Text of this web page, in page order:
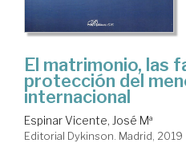
El matrimonio, las
protección del
internacional
Espinar Vicente, José Mª
Editorial Dykinson. Madrid, 2019